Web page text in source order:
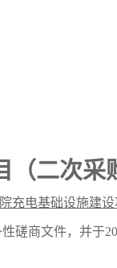
（二次采
充电基础设施建设
磋商文件，并于